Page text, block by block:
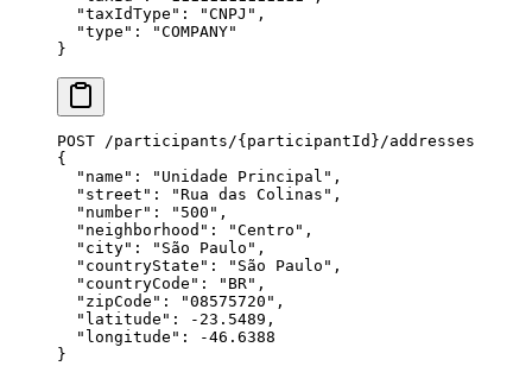
  "taxIdType"
: "CNPJ" ,
  "type"
:
"COMPANY"
}
POST /participants/{ participantId }/addresses
{
  "name"
: "Unidade Principal" ,
  "street"
: "Rua das Colinas" ,
  "number"
: "500" ,
  "neighborhood"
: "Centro" ,
  "city"
: "São Paulo" ,
  "countryState"
: "São Paulo" ,
  "countryCode"
: "BR" ,
  "zipCode"
: "08575720" ,
  "latitude"
: -23.5489 ,
  "longitude"
:
-46.6388
}